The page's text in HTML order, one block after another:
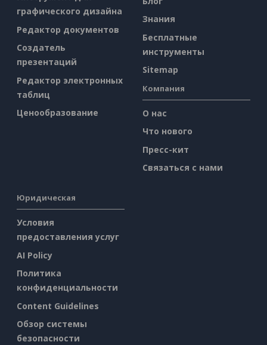
графического дизайна
Редактор документов
Создатель
презентаций
Редактор электронных
таблиц
Ценообразование
Знания
Бесплатные
инструменты
Sitemap
Компания
О нас
Что нового
Пресс-кит
Связаться с нами
Юридическая
Условия
предоставления услуг
AI Policy
Политика
конфиденциальности
Content Guidelines
Обзор системы
безопасности